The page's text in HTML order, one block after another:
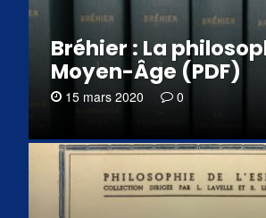
Bréhier : La
Moyen-Âge (PDF)
15 mars 2020 0